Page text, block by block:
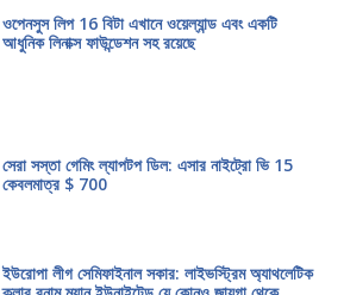
ওপেনসুস লিপ 16 বিটা এখানে ওয়েল্যান্ড এবং একটি
আধুনিক লিনাক্স ফাউন্ডেশন সহ রয়েছে
সেরা সস্তা গেমিং ল্যাপটপ ডিল: এসার নাইট্রো ভি 15
কেবলমাত্র $ 700
ইউরোপা লীগ সেমিফাইনাল সকার: লাইভস্ট্রিম অ্যাথলেটিক